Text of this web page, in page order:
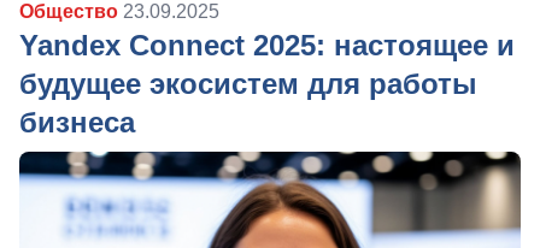
Общество 23.09.2025
Yandex Connect 2025: настоящее и
будущее экосистем для работы
бизнеса